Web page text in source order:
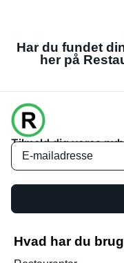
Har du fundet
her på
Tilmeld dig vores
Hvad har du